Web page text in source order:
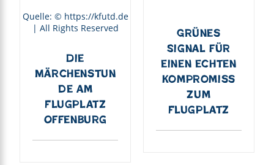
Quelle: © https://kfutd.de
| All Rights Reserved
Die
Märchenstun
de am
Flugplatz
Offenburg
Grünes
Signal für
einen echten
Kompromiss
zum
Flugplatz